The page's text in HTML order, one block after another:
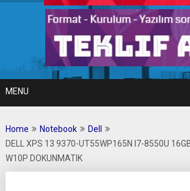
MENU
Home Notebook
Dell
DELL XPS 13 9370-UT55WP165N I7-8550U
W10P DOKUNMATIK